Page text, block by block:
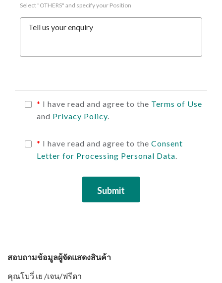
Select "OTHERS" and specify your Position
Tell us your enquiry
* I have read and agree to the Terms of Use
and Privacy Policy.
* I have read and agree to the Consent
Letter for Processing Personal Data.
Submit
สอบถามข้อมูลผู้จัดแสดงสินค้า
คุณโบวี่ เย /เจน/ฟรีดา